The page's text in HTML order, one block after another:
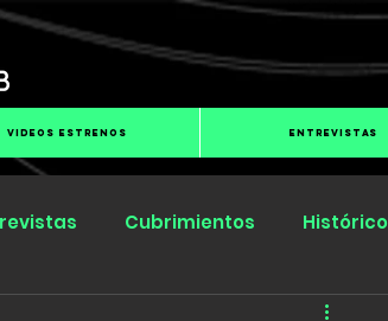
VIDEOS ESTRENOS ENTREVISTAS
Cubrimientos Histórico